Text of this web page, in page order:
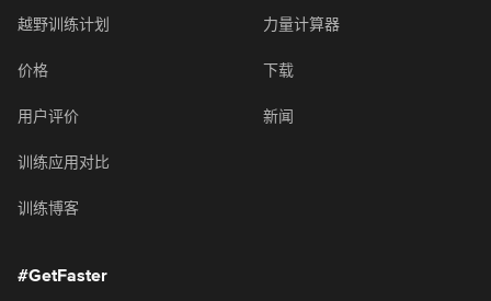
越野训练计划
价格
用户评价
训练应用对比
训练博客
力量计算器
下载
新闻
#GetFaster